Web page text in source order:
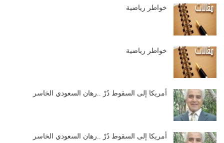
خواطر رياضية
خواطر رياضية
أمريكا إلى السقوط دُرْ ..رهان السعودي الخاسر
أمريكا إلى السقوط دُرْ ..رهان السعودي الخاسر